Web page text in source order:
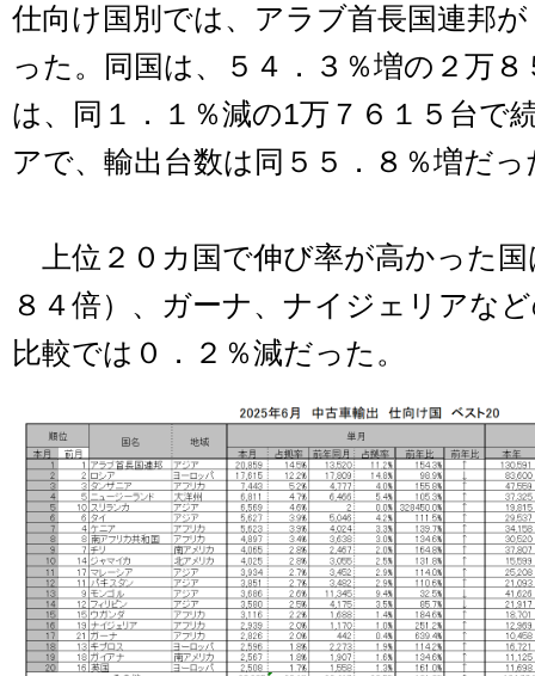
仕向け国別では、アラブ首長国連邦
った。同国は、５４．３％増の２万
は、同１．１％減の1万７６１５台で
アで、輸出台数は同５５．８％増だっ
上位２０カ国で伸び率が高かった
８４倍）、ガーナ、ナイジェリアな
比較では０．２％減だった。